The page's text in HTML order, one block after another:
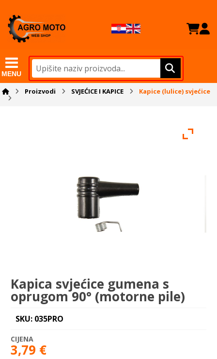
MENU
Proizvodi SVJEĆICE I KAPICE Kapice (lulice) svjećice
Kapica svjećice gumena s
oprugom 90° (motorne pile)
SKU: 035PRO
3,79 €